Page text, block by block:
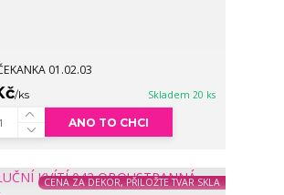
01.02.03
/ks Skladem 20 ks
ANO TO CHCI
CENA ZA DEKOR, PŘILOŽTE TVAR SKLA